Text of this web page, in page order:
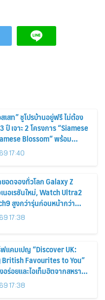
เสท” ชูโปรบ้านอยู่ฟรี ไม่ต้อง
ปี เจาะ 2 โครงการ “Siamese
Blossom” พร้อม
สิทธิพิเศษถึง 31 สิงหาคม
17:40
อดจองทั่วโลก Galaxy Z
นอเรชันใหม่, Watch Ultra2
สูงกว่ารุ่นก่อนหน้ากว่า
17:38
แคมเปญ “Discover UK:
Favourites to You”
ร่อยและไอเท็มฮิตจากสหราช
งตรงถึงมือตั้งแต่วันนี้ – 18
17:38